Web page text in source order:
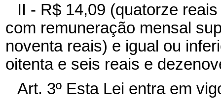
II - R$ 14,09 (quatorze
com remuneração mensal
noventa reais) e igual ou
oitenta e seis reais e
Art. 3º Esta Lei entra em